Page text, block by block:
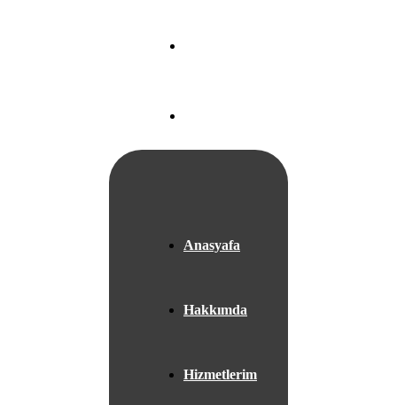
Anasyafa
Hakkımda
Hizmetlerim